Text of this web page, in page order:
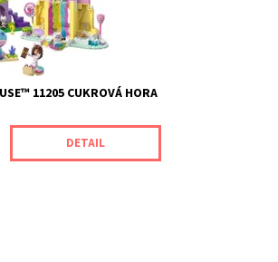
nedostupné
11205 CUKROVÁ HORA
DETAIL